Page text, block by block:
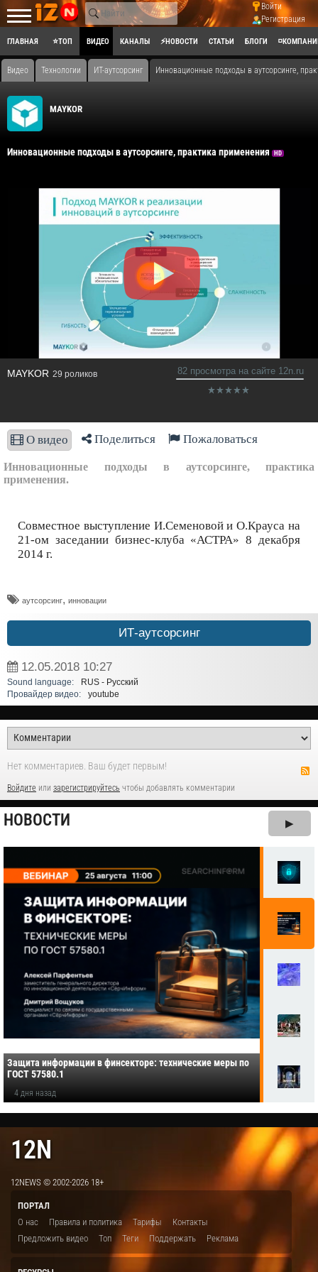
Войти
Регистрация
ГЛАВНАЯ ⭐ТОП ВИДЕО КАНАЛЫ ⚡НОВОСТИ СТАТЬИ БЛОГИ
Видео Технологии ИТ-аутсорсинг Инновационные подходы в аутсорсинге,
MAYKOR
Инновационные подходы в аутсорсинге, практика применения HD
MAYKOR 29 роликов 82 просмотра на сайте 12n.ru
О видео Поделиться Пожаловаться
Инновационные подходы в аутсорсинге, практика
применения.
Совместное выступление И.Семеновой и О.Крауса на
21-ом заседании бизнес-клуба «АСТРА» 8 декабря
2014 г.
аутсорсинг, инновации
ИТ-аутсорсинг
12.05.2018 10:27
Sound language:
RUS - Русский
Провайдер видео:
youtube
Нет комментариев. Ваш будет первым!
Войдите или зарегистрируйтесь чтобы добавлять комментарии
НОВОСТИ ▶
Защита информации в финсекторе: технические меры по
ГОСТ 57580.1
4 дня назад
12N
12NEWS © 2002-2026 18+
ПОРТАЛ
О нас
Правила и политика Тарифы
Контакты
Предложить видео
Топ Теги Поддержать Реклама